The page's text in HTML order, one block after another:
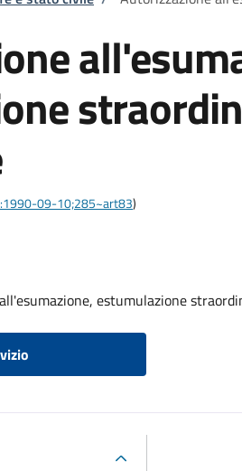
09-10;285~art83)
estumulazione